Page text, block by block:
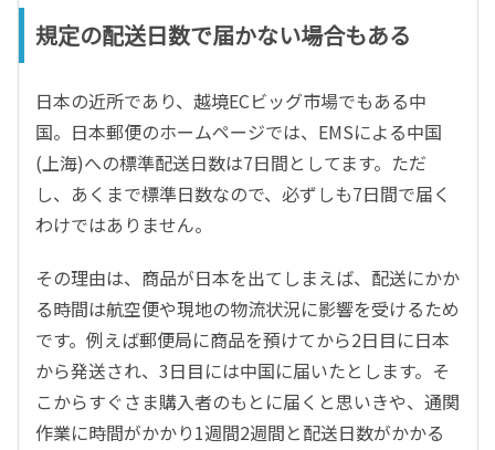
規定の配送日数で届かない場合もある
日本の近所であり、越境ECビッグ市場でもある中
国。日本郵便のホームページでは、EMSによる中国
(上海)への標準配送日数は7日間としてます。ただ
し、あくまで標準日数なので、必ずしも7日間で届く
わけではありません。
その理由は、商品が日本を出てしまえば、配送にかか
る時間は航空便や現地の物流状況に影響を受けるため
です。例えば郵便局に商品を預けてから2日目に日本
から発送され、3日目には中国に届いたとします。そ
こからすぐさま購入者のもとに届くと思いきや、通関
作業に時間がかかり1週間2週間と配送日数がかかる